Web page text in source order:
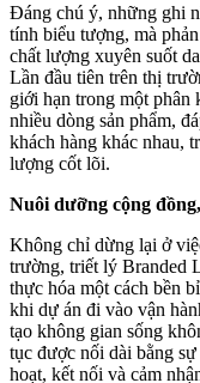
Đáng chú ý, những ghi
tính biểu tượng, mà
chất lượng xuyên suốt
Lần đầu tiên trên thị
giới hạn trong một phân
nhiều dòng sản phẩm,
khách hàng khác nhau,
lượng cốt lõi.
Nuôi dưỡng cộng
Không chỉ dừng lại ở
trường, triết lý Branded
thực hóa một cách bền
khi dự án đi vào vận
tạo không gian sống
tục được nối dài bằng sự
hoạt, kết nối và cảm